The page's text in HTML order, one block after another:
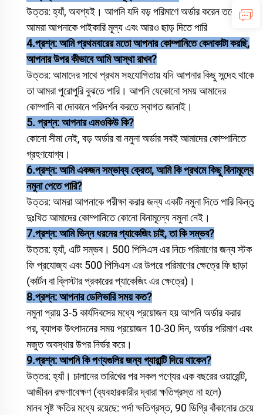
উত্তর: হ্যাঁ, অবশ্যই। আপনি যদি বড় পরিমাণে অর্ডার করেন তবে
আমরা আপনাকে পাইকারি মূল্য এবং আরও ছাড় দিতে পারি
4.প্রশ্ন: আমি প্রথমবারের মতো আপনার কোম্পানিতে কেনাকাটা করছি,
আপনার উপর কীভাবে আমি আস্থা রাখব?
উত্তর: আমাদের সাথে প্রথম সহযোগিতায় যদি আপনার কিছু সন্দেহ থাকে
তা আমরা পুরোপুরি বুঝতে পারি। আপনি যেকোনো সময় আমাদের
কোম্পানি বা দোকানে পরিদর্শন করতে স্বাগত জানাই।
5. প্রশ্ন:আপনার এমওকিউ কি?
কোনো সীমা নেই, বড় অর্ডার বা নমুনা অর্ডার সবই আমাদের কোম্পানিতে
গ্রহণযোগ্য।
6.প্রশ্ন: আমি একজন সম্ভাব্য ক্রেতা, আমি কি প্রথমে কিছু বিনামূল্যে
নমুনা পেতে পারি?
উত্তর: আমরা আপনাকে পরীক্ষা করার জন্য একটি নমুনা দিতে পারি কিন্তু
দুঃখিত আমাদের কোম্পানিতে কোনো বিনামূল্যে নমুনা নেই।
7.প্রশ্ন: আমি ভিন্ন ধরনের প্যাকেজিং চাই, তা কি সম্ভব?
উত্তর: হ্যাঁ, এটি সম্ভব। 500 পিসিএস এর নিচে পরিমাণের জন্য স্টক
ফি প্রযোজ্য এবং 500 পিসিএস এর উপরে পরিমাণের ক্ষেত্রে ফি ছাড়া
(কার্টন বা ব্লিস্টার প্রকারের প্যাকেজিং এর ক্ষেত্রে)।
8.প্রশ্ন:আপনার ডেলিভারি সময় কত?
নমুনা প্রায় 3-5 কার্যদিবসের মধ্যে প্রয়োজন হয় আপনি অর্ডার করার
পর, ব্যাপক উৎপাদনের সময় প্রয়োজন 10-30 দিন, অর্ডার পরিমাণ এবং
মজুত অবস্থার উপর নির্ভর করে।
9.প্রশ্ন: আপনি কি পণ্যগুলির জন্য গ্যারান্টি দিয়ে থাকেন?
উত্তর: হ্যাঁ। চালানের তারিখের পর সকল পণ্যের এক বছরের ওয়ারেন্টি,
আজীবন রক্ষণাবেক্ষণ (ব্যবহারকারীর দ্বারা ক্ষতিগ্রস্ত না হলে)
মানব সৃষ্ট ক্ষতির মধ্যে রয়েছে: পর্দা ক্ষতিগ্রস্ত, 90 ডিগ্রি বাঁকানোর চেয়ে